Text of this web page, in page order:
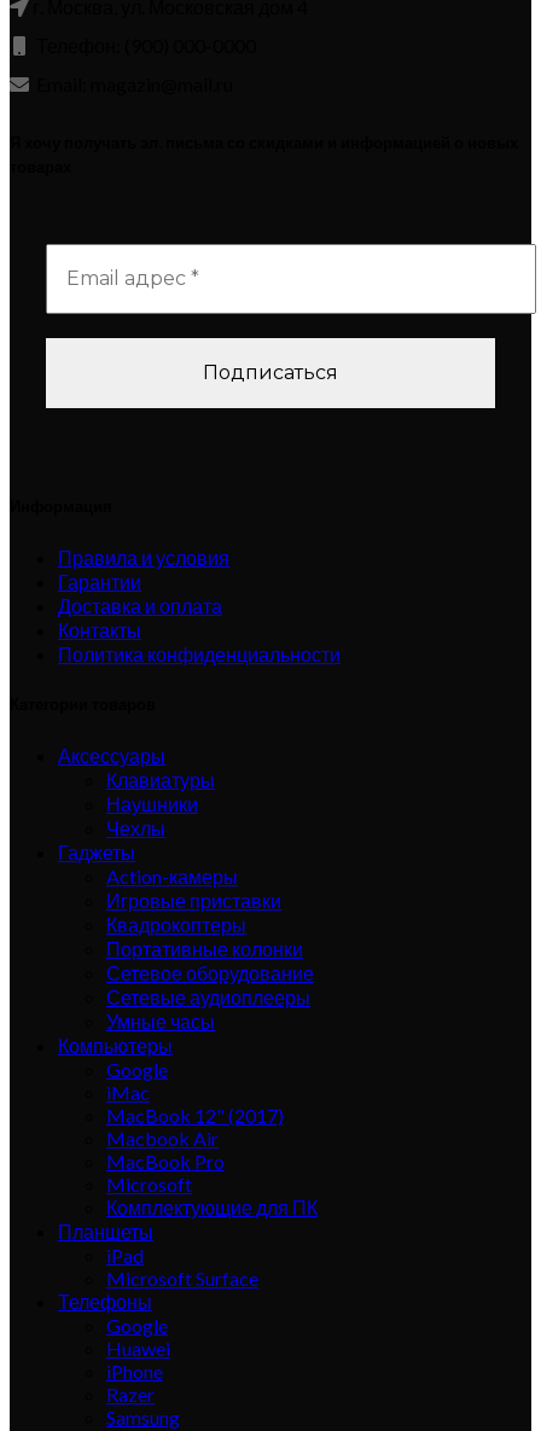
Правила и условия
Гарантии
Доставка и оплата
Контакты
Политика конфиденциальности
Аксессуары
Клавиатуры
Наушники
Чехлы
Гаджеты
Action-камеры
Игровые приставки
Квадрокоптеры
Портативные колонки
Сетевое оборудование
Сетевые аудиоплееры
Умные часы
Компьютеры
Google
iMac
MacBook 12" (2017)
Macbook Air
MacBook Pro
Microsoft
Комплектующие для ПК
Планшеты
iPad
Microsoft Surface
Телефоны
Google
Huawei
iPhone
Razer
Samsung